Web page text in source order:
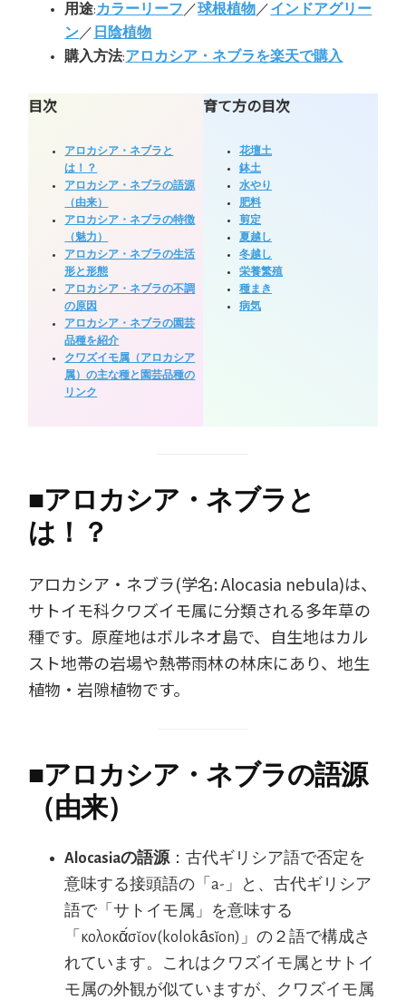
用途:カラーリーフ ／球根植物 ／インドアグリー
ン ／ 日陰植物
購入方法:アロカシア・ネブラを楽天で購入
目次
アロカシア・ネブラと
は！？
アロカシア・ネブラの語源
（由来）
アロカシア・ネブラの特徴
（魅力）
アロカシア・ネブラの生活
形と形態
アロカシア・ネブラの不調
の原因
アロカシア・ネブラの園芸
品種を紹介
クワズイモ属（アロカシア
属）の主な種と園芸品種の
リンク
育て方の目次
花壇土
鉢土
水やり
肥料
剪定
夏越し
冬越し
栄養繁殖
種まき
病気
■アロカシア・ネブラと
は！？
アロカシア・ネブラ(学名: Alocasia nebula)は、
サトイモ科クワズイモ属に分類される多年草の
種です。原産地はボルネオ島で、自生地はカル
スト地帯の岩場や熱帯雨林の林床にあり、地生
植物・岩隙植物です。
■アロカシア・ネブラの語源
（由来）
Alocasiaの語源：古代ギリシア語で否定を
意味する接頭語の「a-」と、古代ギリシア
語で「サトイモ属」を意味する
「κολοκᾱ́σῐον(kolokā́sĭon)」の２語で構成さ
れています。これはクワズイモ属とサトイ
モ属の外観が似ていますが、クワズイモ属